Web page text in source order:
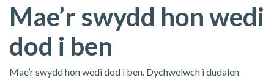
Mae’r swydd hon wedi
dod i ben
Mae’r swydd hon wedi dod i ben. Dychwelwch i dudalen